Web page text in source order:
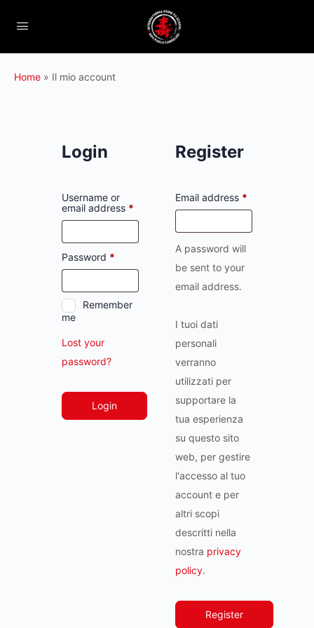
Home » Il mio account
Login
Username or
email address *
Password *
Remember
me
Lost your
password?
Login
Register
Email address *
A password will
be sent to your
email address.
I tuoi dati
personali
verranno
utilizzati per
supportare la
tua esperienza
su questo sito
web, per gestire
l'accesso al tuo
account e per
altri scopi
descritti nella
nostra privacy
policy.
Register